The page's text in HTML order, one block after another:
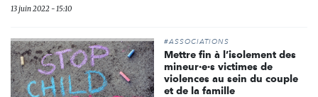
13 juin 2022 - 15:10
#ASSOCIATIONS
Mettre fin à l’isolement des
mineur·e·s victimes de
violences au sein du couple
et de la famille